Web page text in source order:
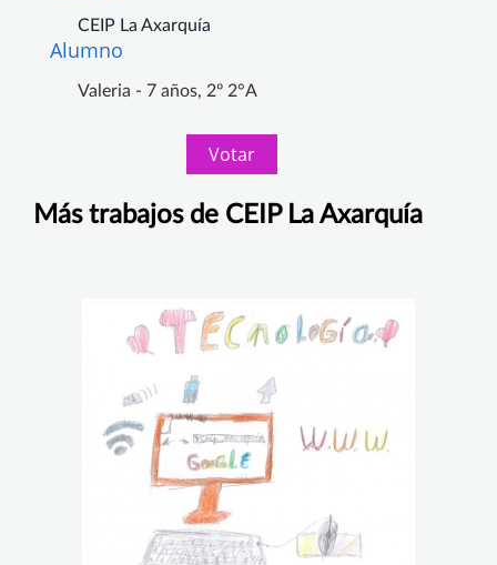
CEIP La Axarquía
Alumno
Valeria - 7 años, 2º 2°A
Votar
Más trabajos de CEIP La Axarquía